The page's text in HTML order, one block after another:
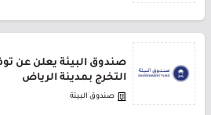
صندوق البيئة يعلن عن
التخرج بمدينة الرياض
صندوق البيئة